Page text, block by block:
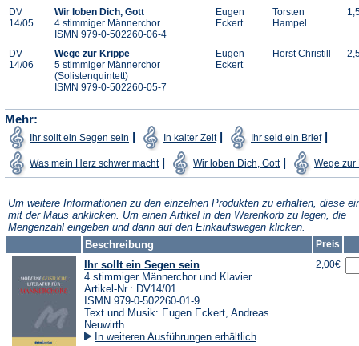
DV
14/05
Wir loben Dich, Gott
4 stimmiger Männerchor
ISMN 979-0-502260-06-4
Eugen
Eckert
Torsten
Hampel
DV
14/06
Wege zur Krippe
5 stimmiger Männerchor
(Solistenquintett)
ISMN 979-0-502260-05-7
Eugen
Eckert
Horst Christill
Mehr:
Ihr sollt ein Segen sein
(Öffnet
in
einem
neuen
Tab)
| In kalter Zeit
(Öffnet
in
einem
neuen
Tab)
| Ihr seid ein Brief
(Öffnet
in
neuen
Tab)
|
Was mein Herz schwer macht
(Öffnet
in
einem
Tab)
| Wir loben Dich, Gott
(Öffnet
in
einem
Tab)
| Wege zur
Um weitere Informationen zu den einzelnen Produkten zu erhalten, diese
mit der Maus anklicken. Um einen Artikel in den Warenkorb zu legen, die
Mengenzahl eingeben und dann auf den Einkaufswagen klicken.
Beschreibung
Preis
Ihr sollt ein Segen sein
4 stimmiger Männerchor und Klavier
Artikel-Nr.: DV14/01
ISMN 979-0-502260-01-9
Text und Musik: Eugen Eckert, Andreas
Neuwirth
In weiteren Ausführungen erhältlich
2,00€